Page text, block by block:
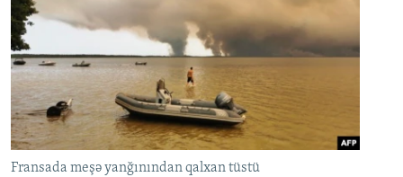
Fransada meşə yanğınından qalxan tüstü